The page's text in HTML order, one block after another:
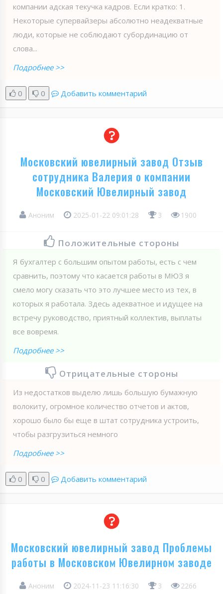
компании адская текучка кадров. Если кратко: 1.
Некоторые супервайзеры абсолютно неадекватные
люди, которые не соблюдают субординацию от
слова...
Подробнее >>
0 0 Добавить комментарий
Московский ювелирный завод Отзыв
сотрудника Валерия о компании
Московский Ювелирный завод
Аноним 2025-01-22 09:01:28 3 1900
Положительные стороны
Я бухгалтер с большим опытом работы, есть с чем
сравнить, поэтому что касается работы в МЮЗ я
смело могу сказать что это лучшее место из тех, в
которых я работала. Здесь адекватное и идущее на
встречу руководство, приятный коллектив, выплаты
все вовремя.
Подробнее >>
Отрицательные стороны
Из недостатков выделю лишь большую бумажную
волокиту, огромное количество отчетов и актов,
хорошо было бы еще в штат сотрудника устроить,
чтобы разгрузиться немного
Подробнее >>
0 0 Добавить комментарий
Московский ювелирный завод Проблемы
работы в Московском Ювелирном заводе
Аноним 2024-11-23 11:16:30 3 2266